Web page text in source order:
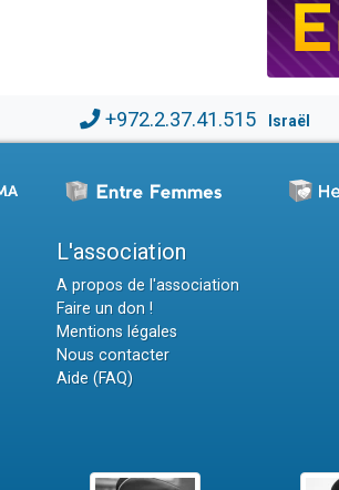
+972.2.37.41.515 Israël
L'association
A propos de l'association
Faire un don !
Mentions légales
Nous contacter
Aide (FAQ)